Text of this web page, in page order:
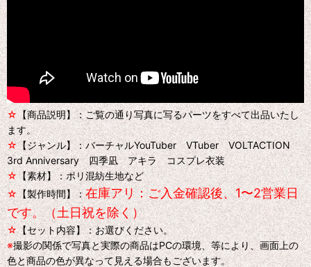
☆【商品説明】：ご覧の通り写真に写るパーツをすべて出品いたし
ます。
☆【ジャンル】：バーチャルYouTuber VTuber VOLTACTION
3rd Anniversary 四季凪 アキラ コスプレ衣装
☆【素材】：ポリ混紡生地など
☆【製作時間】：在庫アリ：ご入金確認後、1〜2営業日
です。（土日祝を除く）
☆【セット内容】：お選びください。
※撮影の関係で写真と実際の商品はPCの環境、等により、画面上の
色と商品の色が異なって見える場合もございます。